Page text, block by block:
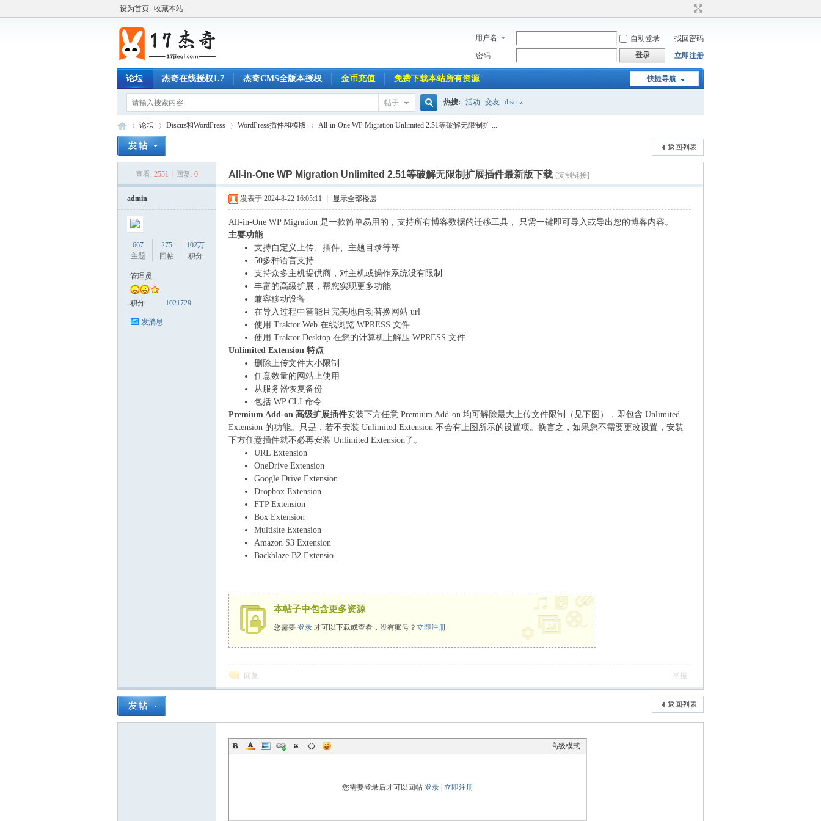
设为首页 收藏本站
用户名 自动登录
找回密码
密码
登录 立即注册
快捷导航
论坛 杰奇在线授权1.7 杰奇CMS全版本授权 金币充值 免费下载本站所有资源
帖子
搜
索
热搜: 活动 交友 discuz
论坛
›
Discuz和WordPress WordPress插件和模版
›
All-in-One WP Migration Unlimited 2.51等破解无限制扩 ...
返回列表
查看: 2551 回复: 0 All-in-One WP Migration Unlimited 2.51等破解无限制扩展插件最新版下载 [复制链接]
admin
667
主题
275
回帖
102万
积分
管理员
积分 1021729
发消息
发表于 2024-8-22 16:05:11 显示全部楼层
All-in-One WP Migration 是一款简单易用的，支持所有博客数据的迁移工具， 只需一键即可导入或导出您的博客内容。
主要功能
支持自定义上传、插件、主题目录等等
50多种语言支持
支持众多主机提供商，对主机或操作系统没有限制
丰富的高级扩展，帮您实现更多功能
兼容移动设备
在导入过程中智能且完美地自动替换网站 url
使用 Traktor Web 在线浏览 WPRESS 文件
使用 Traktor Desktop 在您的计算机上解压 WPRESS 文件
Unlimited Extension 特点
删除上传文件大小限制
任意数量的网站上使用
从服务器恢复备份
包括 WP CLI 命令
Premium Add-on 高级扩展插件安装下方任意 Premium Add-on 均可解除最大上传文件限制（见下图），即包含 Unlimited
Extension 的功能。只是，若不安装 Unlimited Extension 不会有上图所示的设置项。换言之，如果您不需要更改设置，安装
下方任意插件就不必再安装 Unlimited Extension了。
URL Extension
OneDrive Extension
Google Drive Extension
Dropbox Extension
FTP Extension
Box Extension
Multisite Extension
Amazon S3 Extension
Backblaze B2 Extensio
本帖子中包含更多资源
您需要 登录 才可以下载或查看，没有账号？ 立即注册
x
回复 举报
返回列表
高级模式
您需要登录后才可以回帖 登录 立即注册